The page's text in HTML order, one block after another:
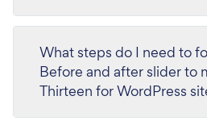
What steps do I need to
Before and after slider to
Thirteen for WordPress